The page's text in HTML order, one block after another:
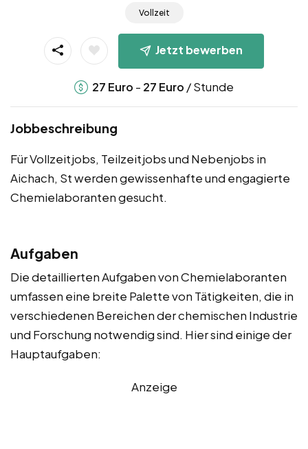
Vollzeit
Jetzt bewerben
27 Euro - 27 Euro / Stunde
Jobbeschreibung
Für Vollzeitjobs, Teilzeitjobs und Nebenjobs in
Aichach, St werden gewissenhafte und engagierte
Chemielaboranten gesucht.
Aufgaben
Die detaillierten Aufgaben von Chemielaboranten
umfassen eine breite Palette von Tätigkeiten, die in
verschiedenen Bereichen der chemischen Industrie
und Forschung notwendig sind. Hier sind einige der
Hauptaufgaben:
Anzeige